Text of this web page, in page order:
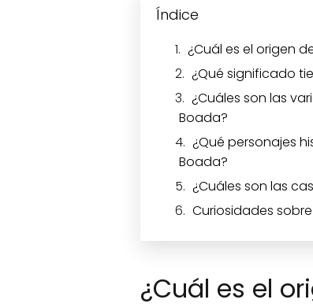
Índice
¿Cuál es el origen
¿Qué significado
¿Cuáles son las
Boada?
¿Qué personajes
Boada?
¿Cuáles son las
Curiosidades
¿Cuál es el